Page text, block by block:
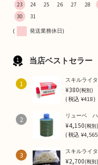
23
24 25 26 27 28
30
31
( 発送業務休日)
当店ベストセラー
1 スキルライ
¥380(税別)
(税込¥418 )
2 リューベ
¥4,150(税別)
(税込¥4,565
3 スキルライ
¥2,700(税別)